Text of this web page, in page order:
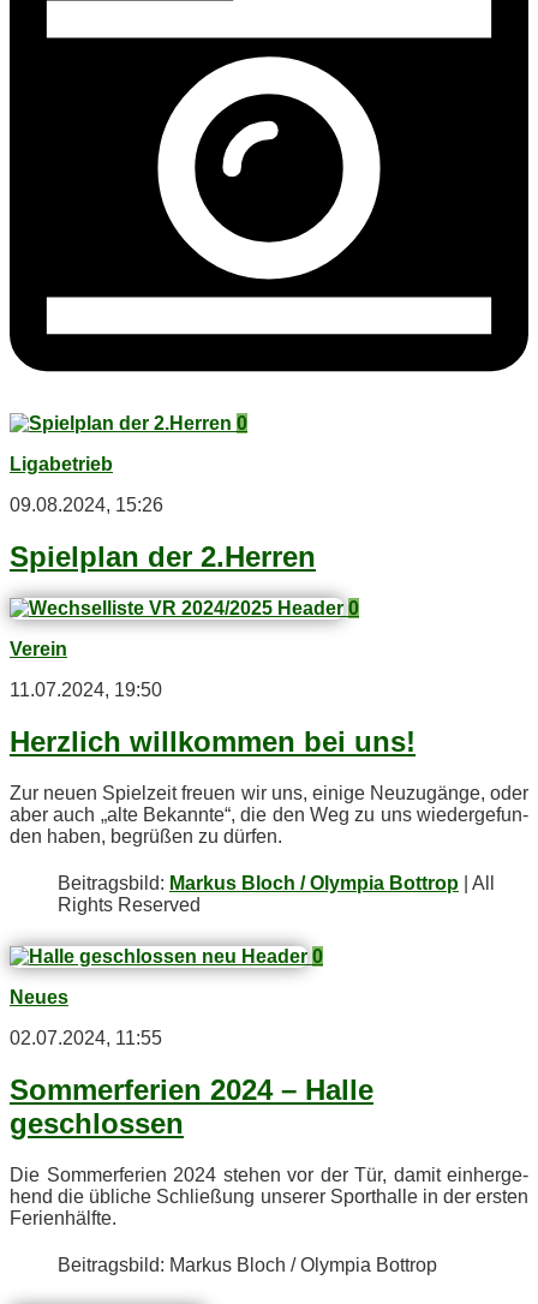
0
Ligabetrieb
09.08.2024, 15:26
Spiel­plan der 2.Herren
0
Verein
11.07.2024, 19:50
Herz­lich will­kom­men bei uns!
Zur neu­en Spiel­zeit freu­en wir uns, ei­ni­ge Neu­zu­gän­ge, oder
aber auch „alte Be­kann­te“, die den Weg zu uns wie­der­ge­fun­
den ha­ben, be­grü­ßen zu dürfen.
Bei­trags­bild: Markus Bloch / Olympia Bottrop | All
Rights Reserved
0
Neues
02.07.2024, 11:55
Som­mer­fe­ri­en 2024 – Hal­le
geschlossen
Die Som­mer­fe­ri­en 2024 ste­hen vor der Tür, da­mit ein­her­ge­
hend die üb­li­che Schlie­ßung un­se­rer Sport­hal­le in der ers­ten
Ferienhälfte.
Bei­trags­bild: Mar­kus Bloch / Olym­pia Bottrop